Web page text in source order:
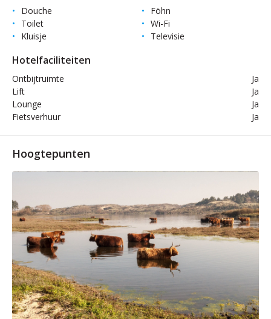
Douche
Föhn
Toilet
Wi-Fi
Kluisje
Televisie
Hotelfaciliteiten
Ontbijtruimte
Ja
Lift
Ja
Lounge
Ja
Fietsverhuur
Ja
Hoogtepunten